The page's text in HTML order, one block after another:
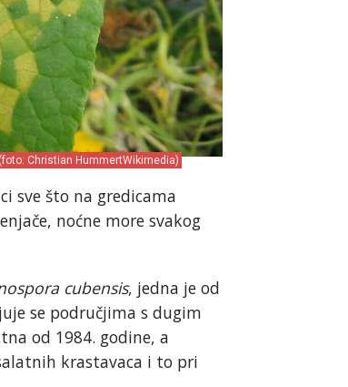
Christian HummertWikimedia)
sve što na gredicama
noćne more svakog
cubensis, jedna je od
se područjima s dugim
od 1984. godine, a
krastavaca i to pri